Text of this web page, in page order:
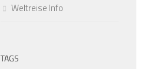
Weltreise Info
TAGS